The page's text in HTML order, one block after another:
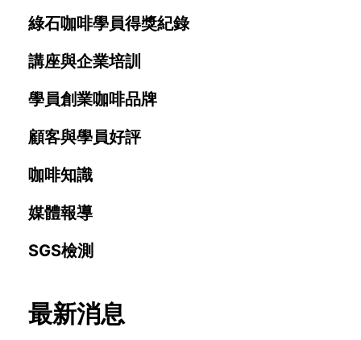
綠石咖啡學員得獎紀錄
講座與企業培訓
學員創業咖啡品牌
顧客與學員好評
咖啡知識
媒體報導
SGS檢測
最新消息